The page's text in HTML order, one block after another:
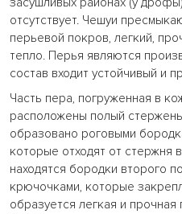
отсутствует. Чешуи
перьевой покров, легкий,
тепло. Перья являются
состав входит устойчивый и
Часть пера, погруженная в
расположены полый
образовано роговыми
которые отходят от стержня
находятся бородки второго
крючочками, которые
образуется легкая и прочная